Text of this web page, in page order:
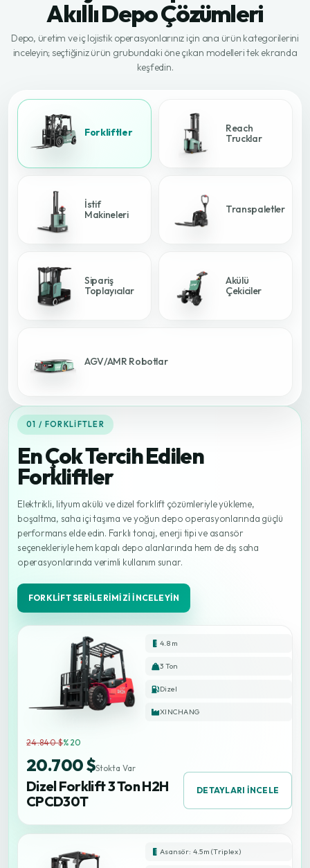
Akıllı Depo Çözümleri
Depo, üretim ve iç lojistik operasyonlarınız için ana ürün kategorilerini
inceleyin; seçtiğiniz ürün grubundaki öne çıkan modelleri tek ekranda
keşfedin.
01 / FORKLIFTLER
En Çok Tercih Edilen
Forkliftler
Elektrikli, lityum akülü ve dizel forklift çözümleriyle yükleme,
boşaltma, saha içi taşıma ve yoğun depo operasyonlarında güçlü
performans elde edin. Farklı tonaj, enerji tipi ve asansör
seçenekleriyle hem kapalı depo alanlarında hem de dış saha
operasyonlarında verimli kullanım sunar.
FORKLIFT SERILERIMIZI İNCELEYIN
Dizel Forklift 3 Ton H2H
CPCD30T
24.840 $%20
20.700 $Stokta Var
DETAYLARI İNCELE
4.8 m
3 Ton
Dizel
XINCHANG
Asansör: 4.5m (Triplex)
Forkliftler
Reach
Trucklar
İstif
Makineleri
Transpaletler
Sipariş
Toplayıcılar
Akülü
Çekiciler
AGV/AMR Robotlar